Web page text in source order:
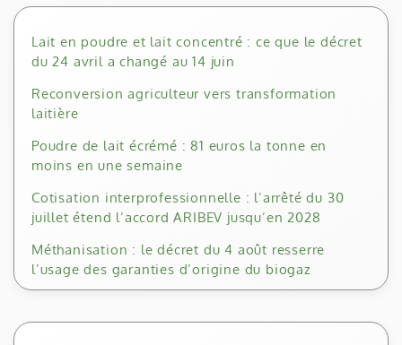
Lait en poudre et lait concentré : ce que le décret
du 24 avril a changé au 14 juin
Reconversion agriculteur vers transformation
laitière
Poudre de lait écrémé : 81 euros la tonne en
moins en une semaine
Cotisation interprofessionnelle : l’arrêté du 30
juillet étend l’accord ARIBEV jusqu’en 2028
Méthanisation : le décret du 4 août resserre
l’usage des garanties d’origine du biogaz